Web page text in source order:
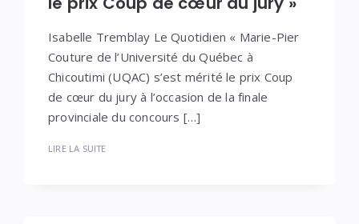
Isabelle Tremblay Le Quotidien « Marie-Pier
Couture de l’Université du Québec à
Chicoutimi (UQAC) s’est mérité le prix Coup
de cœur du jury à l’occasion de la finale
provinciale du concours […]
LIRE LA SUITE